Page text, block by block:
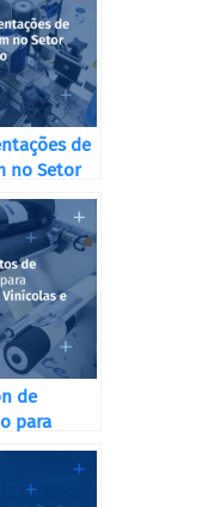
de
no Setor
de
para
Bodegas